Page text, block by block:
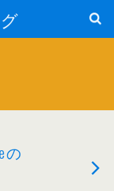
の